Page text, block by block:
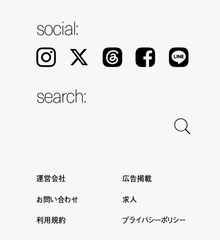
social:
Instagram 𝕏 Threads Facebook LINE
search:
運営会社
広告掲載
お問い合わせ
求人
利用規約 プライバシーポリシー